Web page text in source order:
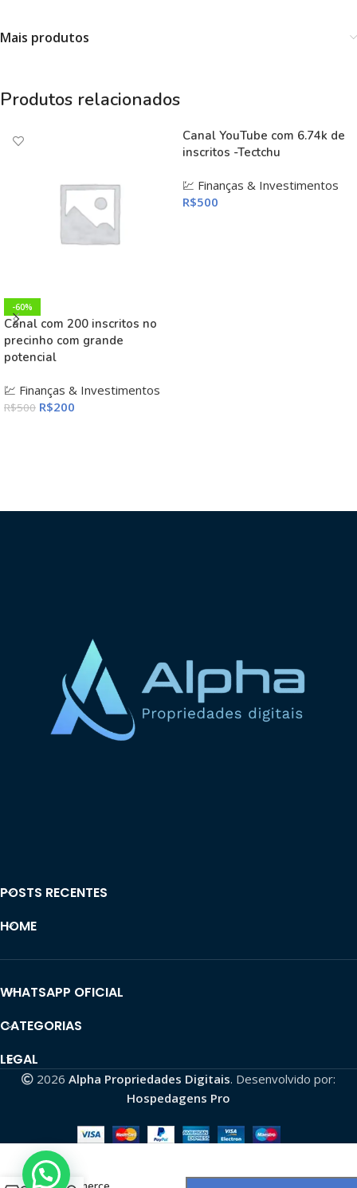
Mais produtos
Produtos relacionados
-60%
Canal com 200 inscritos no
precinho com grande
potencial
💹 Finanças & Investimentos
R$500 R$200
Canal YouTube com 6.74k de
inscritos -Tectchu
💹 Finanças & Investimentos
R$500
POSTS RECENTES
HOME
WHATSAPP OFICIAL
CATEGORIAS
LEGAL
2026 Alpha Propriedades Digitais. Desenvolvido por:
Hospedagens Pro
Canal de